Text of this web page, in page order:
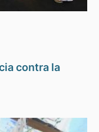
contra la